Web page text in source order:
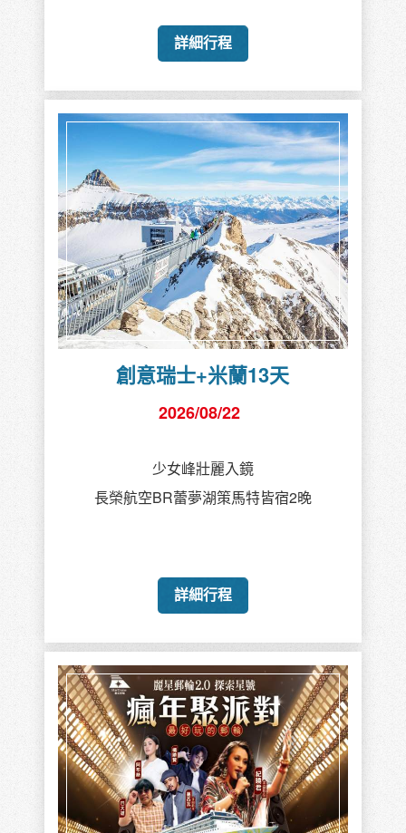
詳細行程
創意瑞士+米蘭13天
2026/08/22
少女峰壯麗入鏡
長榮航空BR蕾夢湖策馬特皆宿2晚
詳細行程